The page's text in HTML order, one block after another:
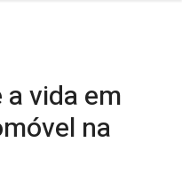
vida em
na